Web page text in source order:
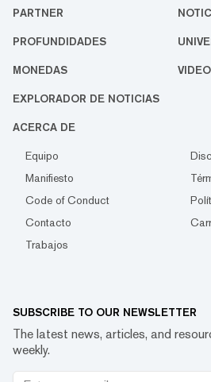
PARTNER
PROFUNDIDADES
MONEDAS
EXPLORADOR DE NOTICIAS
ACERCA DE
Equipo
Manifiesto
Code of Conduct
Contacto
Trabajos
SUBSCRIBE TO OUR NEWSLETTER
The latest news, articles, and
weekly.